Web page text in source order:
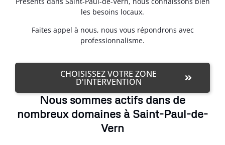
les besoins locaux.
Faites appel à nous, nous vous répondrons avec
professionnalisme.
CHOISISSEZ VOTRE ZONE
D'INTERVENTION
Nous sommes actifs dans de
nombreux domaines à Saint-Paul-de-
Vern